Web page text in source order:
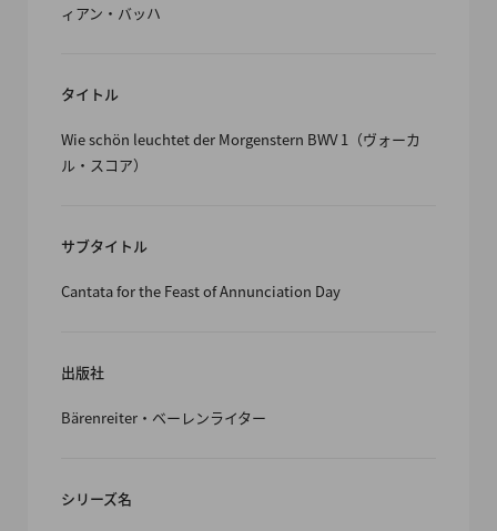
ィアン・バッハ
タイトル
Wie schön leuchtet der Morgenstern BWV 1（ヴォーカ
ル・スコア）
サブタイトル
Cantata for the Feast of Annunciation Day
出版社
Bärenreiter・ベーレンライター
シリーズ名